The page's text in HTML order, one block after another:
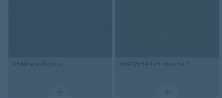
3588 eucalyptus 3593/359335 matcha *